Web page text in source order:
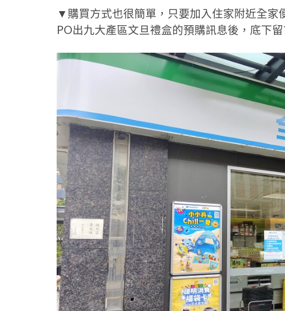
▼購買方式也很簡單，只要加入住家附近全家
PO出九大產區文旦禮盒的預購訊息後，底下